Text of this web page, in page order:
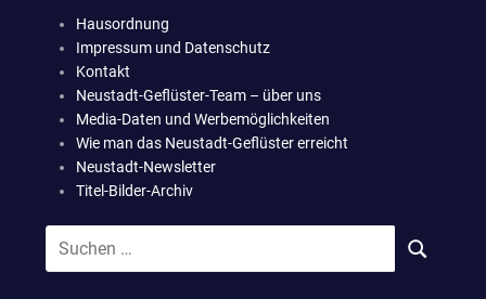
Hausordnung
Impressum und Datenschutz
Kontakt
Neustadt-Geflüster-Team – über uns
Media-Daten und Werbemöglichkeiten
Wie man das Neustadt-Geflüster erreicht
Neustadt-Newsletter
Titel-Bilder-Archiv
SUCHEN